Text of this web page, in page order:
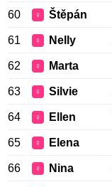
60 ♀ Štěpán
61 ♀ Nelly
62 ♀ Marta
63 ♀ Silvie
64 ♀ Ellen
65 ♀ Elena
66 ♀ Nina